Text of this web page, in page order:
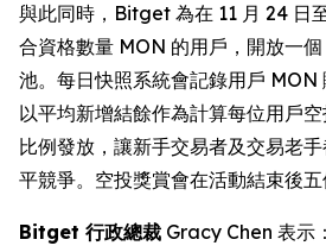
與此同時，Bitget 為在 11 月 24 日
合資格數量 MON 的用戶，開放一
池。每日快照系統會記錄用戶 MON
以平均新增結餘作為計算每位用戶
比例發放，讓新手交易者及交易老
平競爭。空投獎賞會在活動結束後五
Bitget 行政總裁 Gracy Chen 表示：